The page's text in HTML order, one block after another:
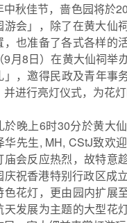
中秋佳节，啬色园将於
游会」，除了在黄大仙
，也准备了各式各样的
9月8日）在黄大仙祠举
」，邀得民政及青年事
并进行亮灯仪式，为花灯
於晚上6时30分於黄大
华先生, MH, CStJ致欢
庙会反应热烈，故特意
庆祝香港特别行政区成
色花灯，更由园内扩展
天发展为主题的大型花